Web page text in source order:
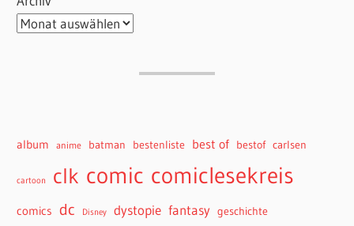
album anime batman bestenliste best of bestof carlsen
cartoon clk comic comiclesekreis
comics dc Disney dystopie fantasy geschichte